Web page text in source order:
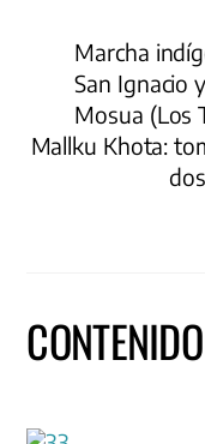
Marcha
San Ignacio
Mosua (Los
Mallku Khota: